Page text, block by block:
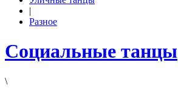
|
Разное
Социальные танцы
\